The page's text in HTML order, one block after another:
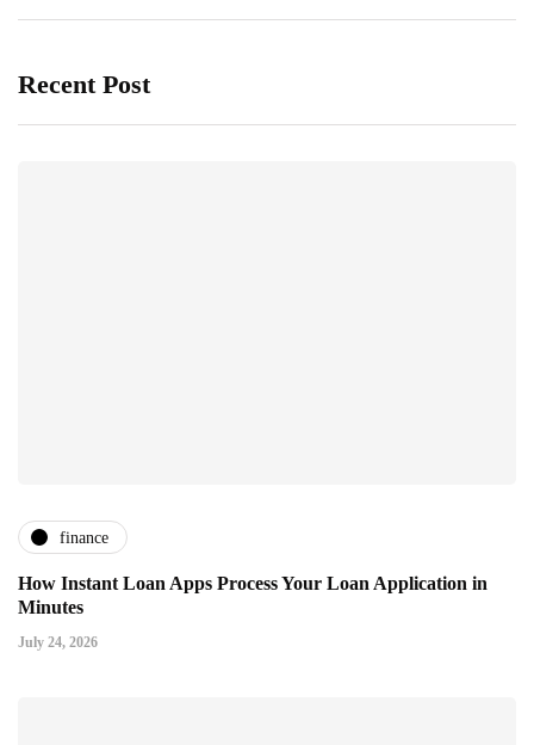
Recent Post
finance
How Instant Loan Apps Process Your Loan Application in
Minutes
July 24, 2026